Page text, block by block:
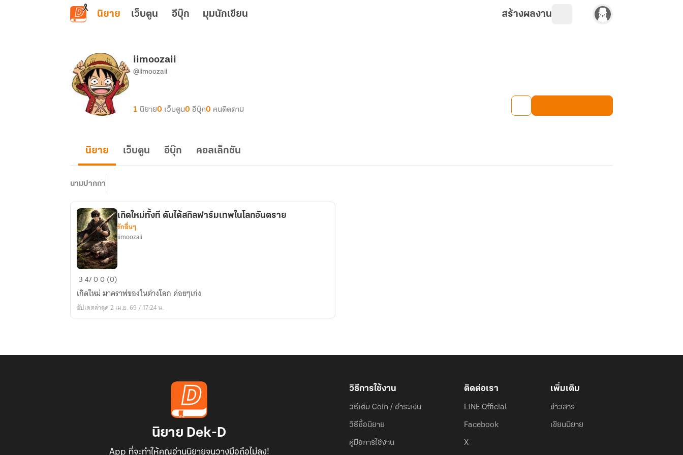
ข้ามไปยังเนื้อหาหลัก
นิยาย เว็บตูน อีบุ๊ก มุมนักเขียน สร้างผลงาน
iimoozaii
@iimoozaii
1 นิยาย0 เว็บตูน0 อีบุ๊ก0 คนติดตาม
นิยาย เว็บตูน อีบุ๊ก คอลเล็กชัน
นามปากกา
เกิด
ใหม่
ทั้งที
ดัน
เกิดใหม่ทั้งที ดันได้สกิลฟาร์มเทพในโลกอันตราย
รักอื่นๆ
iimoozaii
34700 (0)
เกิดใหม่ มาคราฟของในต่างโลก ค่อยๆเก่ง
อัปเดตล่าสุด 2 เม.ย. 69 / 17:24 น.
นิยาย Dek-D
App ที่จะทำให้คุณอ่านนิยายจนวางมือถือไม่ลง!
วิธีการใช้งาน
วิธีเติม Coin / ชำระเงิน
วิธีซื้อนิยาย
คู่มือการใช้งาน
ติดต่อเรา
LINE Official
Facebook
X
เพิ่มเติม
ข่าวสาร
เขียนนิยาย